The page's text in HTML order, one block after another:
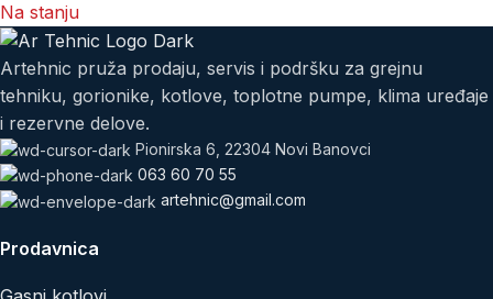
Na stanju
Artehnic pruža prodaju, servis i podršku za grejnu
tehniku, gorionike, kotlove, toplotne pumpe, klima uređaje
i rezervne delove.
Pionirska 6, 22304 Novi Banovci
063 60 70 55
artehnic@gmail.com
Prodavnica